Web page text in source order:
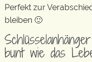
Perfekt zur
bleiben 🙂
bunt wie das